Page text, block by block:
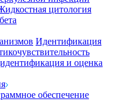
цитология
Идентификация
и оценка
обеспечение